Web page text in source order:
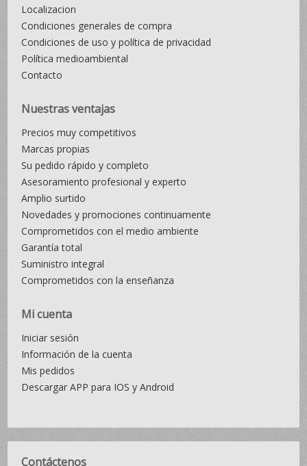
Localizacion
Condiciones generales de compra
Condiciones de uso y política de privacidad
Política medioambiental
Contacto
Nuestras ventajas
Precios muy competitivos
Marcas propias
Su pedido rápido y completo
Asesoramiento profesional y experto
Amplio surtido
Novedades y promociones continuamente
Comprometidos con el medio ambiente
Garantía total
Suministro integral
Comprometidos con la enseñanza
Mi cuenta
Iniciar sesión
Información de la cuenta
Mis pedidos
Descargar APP para IOS y Android
Contáctenos